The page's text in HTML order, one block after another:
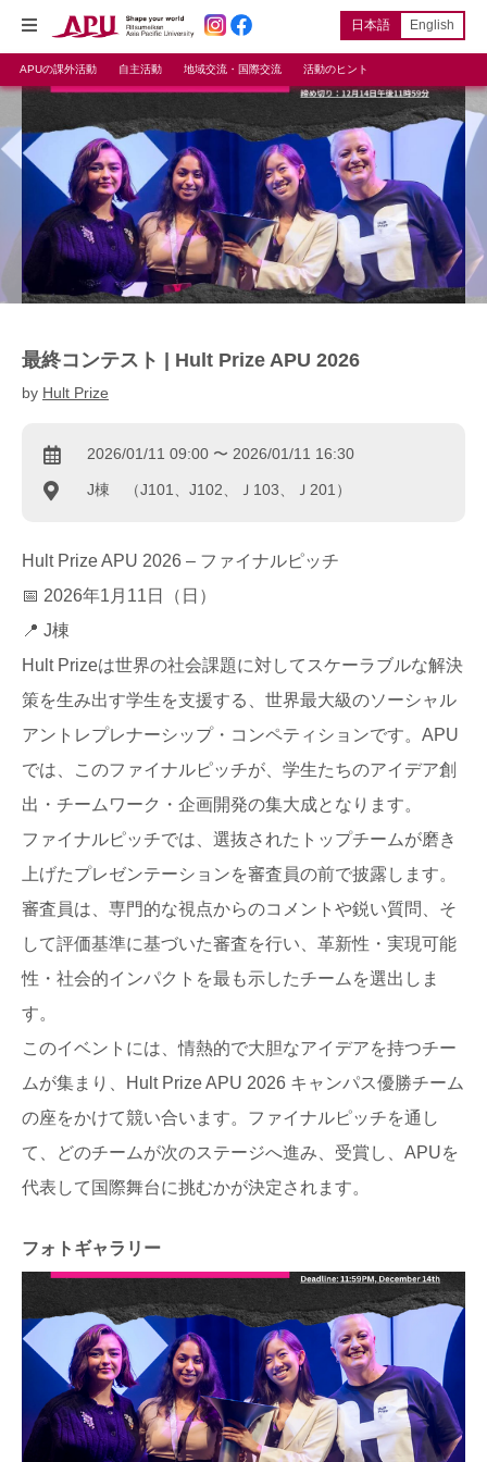
日本語 English
APUの課外活動 自主活動 地域交流・国際交流 活動のヒント
最終コンテスト | Hult Prize APU 2026
by Hult Prize
2026/01/11 09:00 〜 2026/01/11 16:30
J棟 （J101、J102、Ｊ103、Ｊ201）
Hult Prize APU 2026 – ファイナルピッチ
📅 2026年1月11日（日）
📍 J棟
Hult Prizeは世界の社会課題に対してスケーラブルな解決
策を生み出す学生を支援する、世界最大級のソーシャル
アントレプレナーシップ・コンペティションです。APU
では、このファイナルピッチが、学生たちのアイデア創
出・チームワーク・企画開発の集大成となります。
ファイナルピッチでは、選抜されたトップチームが磨き
上げたプレゼンテーションを審査員の前で披露します。
審査員は、専門的な視点からのコメントや鋭い質問、そ
して評価基準に基づいた審査を行い、革新性・実現可能
性・社会的インパクトを最も示したチームを選出しま
す。
このイベントには、情熱的で大胆なアイデアを持つチー
ムが集まり、Hult Prize APU 2026 キャンパス優勝チーム
の座をかけて競い合います。ファイナルピッチを通し
て、どのチームが次のステージへ進み、受賞し、APUを
代表して国際舞台に挑むかが決定されます。
フォトギャラリー